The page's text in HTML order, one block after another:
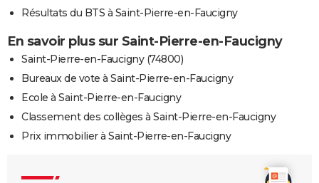
Résultats du BTS à Saint-Pierre-en-Faucigny
En savoir plus sur Saint-Pierre-en-Faucigny
Saint-Pierre-en-Faucigny (74800)
Bureaux de vote à Saint-Pierre-en-Faucigny
Ecole à Saint-Pierre-en-Faucigny
Classement des collèges à Saint-Pierre-en-Faucigny
Prix immobilier à Saint-Pierre-en-Faucigny